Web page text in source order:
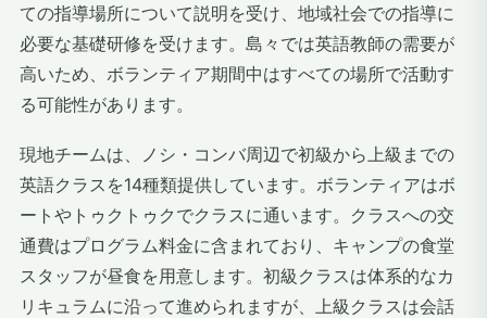
ての指導場所について説明を受け、地域社会での指導に
必要な基礎研修を受けます。島々では英語教師の需要が
高いため、ボランティア期間中はすべての場所で活動す
る可能性があります。
現地チームは、ノシ・コンバ周辺で初級から上級までの
英語クラスを14種類提供しています。ボランティアはボ
ートやトゥクトゥクでクラスに通います。クラスへの交
通費はプログラム料金に含まれており、キャンプの食堂
スタッフが昼食を用意します。初級クラスは体系的なカ
リキュラムに沿って進められますが、上級クラスは会話